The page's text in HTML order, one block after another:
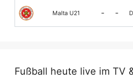
Malta U21 - -
Fußball heute live im TV